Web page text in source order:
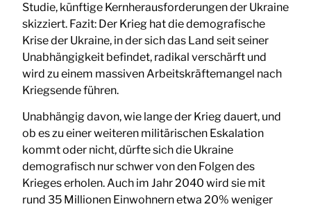
Studie, künftige Kernherausforderungen der Ukraine
skizziert. Fazit: Der Krieg hat die demografische
Krise der Ukraine, in der sich das Land seit seiner
Unabhängigkeit befindet, radikal verschärft und
wird zu einem massiven Arbeitskräftemangel nach
Kriegsende führen.
Unabhängig davon, wie lange der Krieg dauert, und
ob es zu einer weiteren militärischen Eskalation
kommt oder nicht, dürfte sich die Ukraine
demografisch nur schwer von den Folgen des
Krieges erholen. Auch im Jahr 2040 wird sie mit
rund 35 Millionen Einwohnern etwa 20% weniger